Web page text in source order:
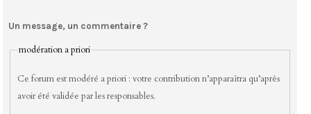
Un message, un commentaire ?
modération a priori
Ce forum est modéré a priori : votre contribution n’apparaîtra qu’après
avoir été validée par les responsables.